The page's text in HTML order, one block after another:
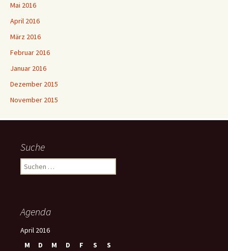
Mai 2016
April 2016
März 2016
Februar 2016
Januar 2016
Dezember 2015
November 2015
Suche
u
n
n
Agenda
April 2016
M
D M D F S S